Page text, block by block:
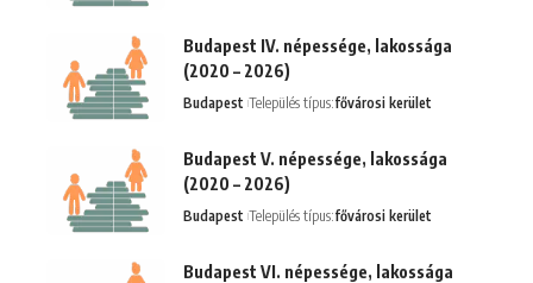
Budapest IV. népessége, lakossága
(2020 – 2026)
Budapest Település típus:fővárosi kerület
Budapest V. népessége, lakossága
(2020 – 2026)
Budapest Település típus:fővárosi kerület
Budapest VI. népessége, lakossága